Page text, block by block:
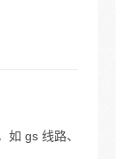
gs 线路、